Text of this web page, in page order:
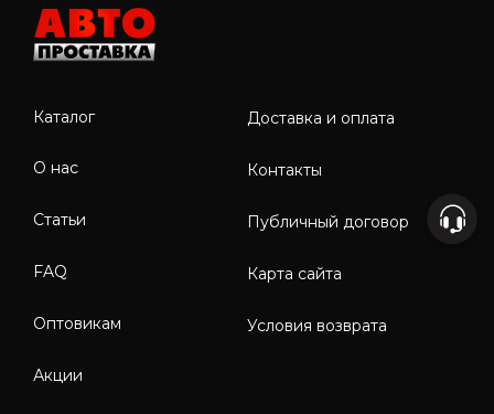
Каталог
О нас
Статьи
FAQ
Оптовикам
Акции
Доставка и оплата
Контакты
Публичный договор
Карта сайта
Условия возврата